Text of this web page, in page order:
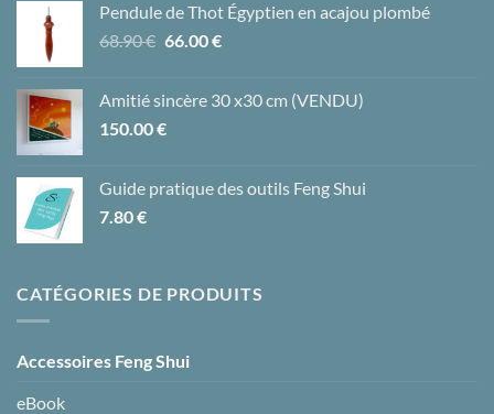
Pendule de Thot Égyptien en acajou plombé
68.90€ Le
était :
68.90 €.
66.00€Le
est :
Amitié sincère 30 x30 cm (VENDU)
150.00€
Guide pratique des outils Feng Shui
7.80€
CATÉGORIES DE PRODUITS
Accessoires Feng Shui
eBook